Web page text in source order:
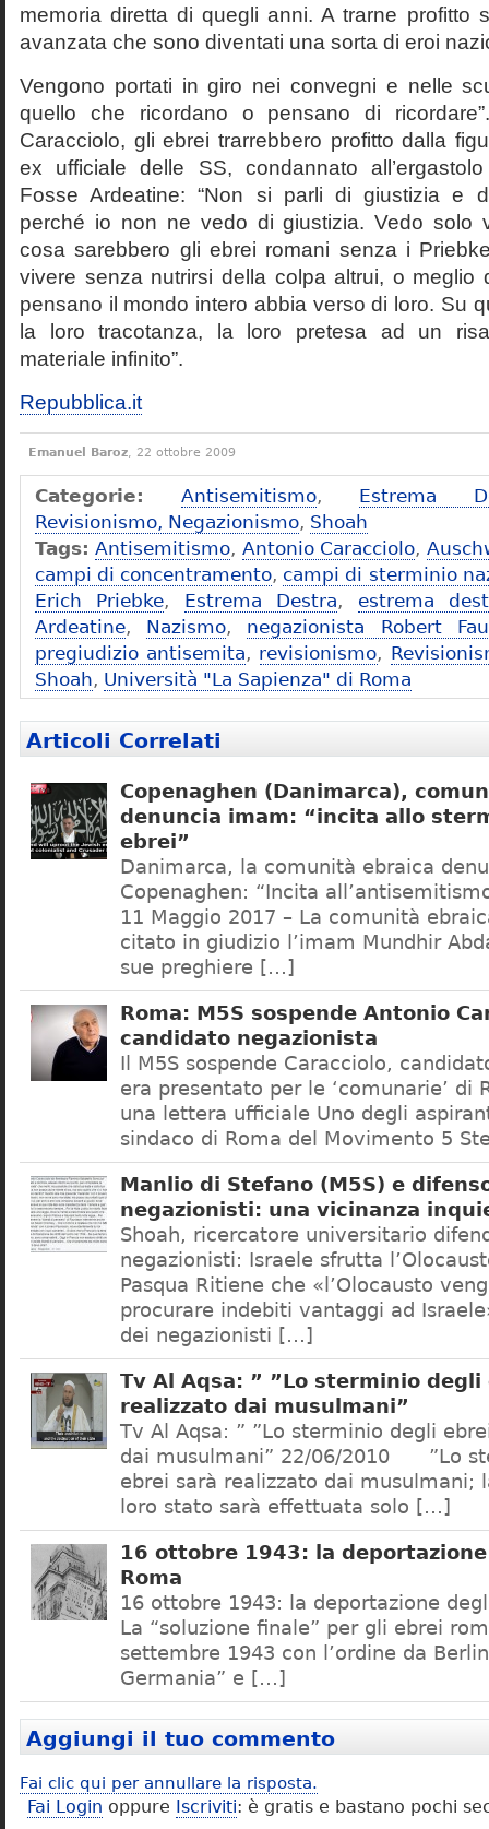
memoria diretta di quegli anni. A trarne profitto
avanzata che sono diventati una sorta di eroi
Vengono portati in giro nei convegni e nelle
quello che ricordano o pensano di
Caracciolo, gli ebrei trarrebbero profitto dalla
ex ufficiale delle SS, condannato
Fosse Ardeatine: “Non si parli di giustizia e
perché io non ne vedo di giustizia. Vedo solo
cosa sarebbero gli ebrei romani senza i
vivere senza nutrirsi della colpa altrui, o meglio
pensano il mondo intero abbia verso di loro. Su
la loro tracotanza, la loro pretesa ad un
materiale infinito”.
Repubblica.it
Emanuel Baroz, 22 ottobre 2009
Categorie: Antisemitismo, Estrema
Revisionismo, Negazionismo, Shoah
Tags: Antisemitismo, Antonio Caracciolo,
campi di concentramento, campi di sterminio
Erich Priebke, Estrema Destra, estrema
Ardeatine, Nazismo, negazionista Robert
pregiudizio antisemita, revisionismo,
Shoah, Università "La Sapienza" di Roma
Articoli Correlati
Copenaghen (Danimarca),
denuncia imam: “incita allo
ebrei”
Danimarca, la comunità ebraica
Copenaghen: “Incita
11 Maggio 2017 – La comunità
citato in giudizio l’imam Mundhir
sue preghiere […]
Roma: M5S sospende Antonio
candidato negazionista
Il M5S sospende Caracciolo,
era presentato per le ‘comunarie’ di
una lettera ufficiale Uno degli
sindaco di Roma del Movimento 5
Manlio di Stefano (M5S) e
negazionisti: una vicinanza
Shoah, ricercatore universitario
negazionisti: Israele sfrutta
Pasqua Ritiene che «l’Olocausto
procurare indebiti vantaggi ad
dei negazionisti […]
Tv Al Aqsa: ” ”Lo sterminio degli
realizzato dai musulmani”
Tv Al Aqsa: ” ”Lo sterminio degli
dai musulmani” 22/06/2010 ”Lo
ebrei sarà realizzato dai musulmani;
loro stato sarà effettuata solo […]
16 ottobre 1943: la
Roma
16 ottobre 1943: la deportazione
La “soluzione finale” per gli ebrei
settembre 1943 con l’ordine da
Germania” e […]
Aggiungi il tuo commento
Fai clic qui per annullare la risposta.
Fai Login oppure Iscriviti: è gratis e bastano pochi